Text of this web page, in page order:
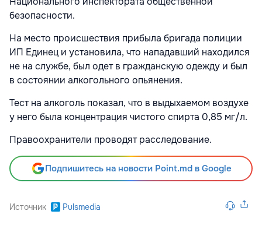
безопасности.
На место происшествия прибыла бригада полиции
ИП Единец и установила, что нападавший находился
не на службе, был одет в гражданскую одежду и был
в состоянии алкогольного опьянения.
Тест на алкоголь показал, что в выдыхаемом воздухе
у него была концентрация чистого спирта 0,85 мг/л.
Правоохранители проводят расследование.
Подпишитесь на новости Point.md в Google
Источник Pulsmedia